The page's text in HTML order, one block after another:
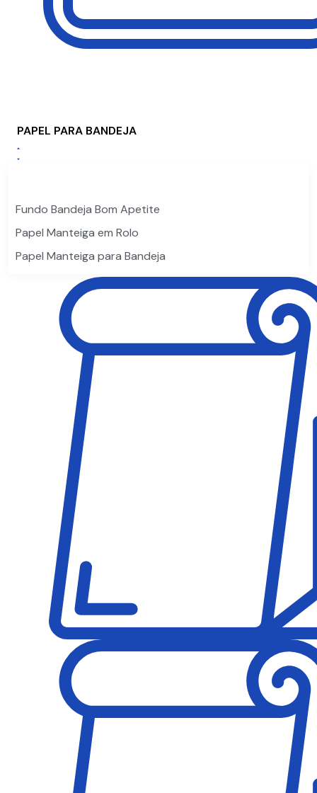
PAPEL PARA BANDEJA
Fundo Bandeja Bom Apetite
Papel Manteiga em Rolo
Papel Manteiga para Bandeja